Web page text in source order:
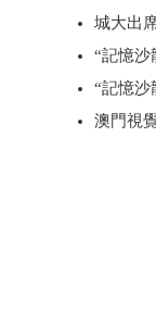
城大出
“記憶沙
“記憶沙
澳門視